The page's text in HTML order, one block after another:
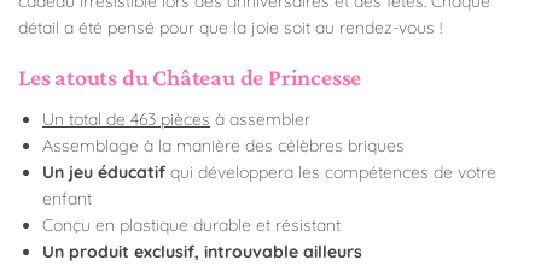
détail a été pensé pour que la joie soit au rendez-vous !
Les atouts du Château de Princesse
Un total de 463 pièces à assembler
Assemblage à la manière des célèbres briques
Un jeu éducatif qui développera les compétences de votre
enfant
Conçu en plastique durable et résistant
Un produit exclusif, introuvable ailleurs